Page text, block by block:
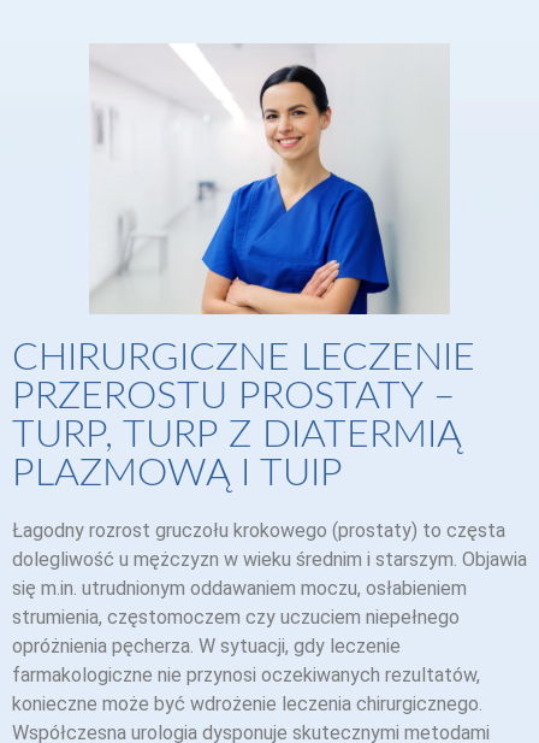
CHIRURGICZNE LECZENIE
PRZEROSTU PROSTATY –
TURP, TURP Z DIATERMIĄ
PLAZMOWĄ I TUIP
Łagodny rozrost gruczołu krokowego (prostaty) to częsta
dolegliwość u mężczyzn w wieku średnim i starszym. Objawia
się m.in. utrudnionym oddawaniem moczu, osłabieniem
strumienia, częstomoczem czy uczuciem niepełnego
opróżnienia pęcherza. W sytuacji, gdy leczenie
farmakologiczne nie przynosi oczekiwanych rezultatów,
konieczne może być wdrożenie leczenia chirurgicznego.
Współczesna urologia dysponuje skutecznymi metodami